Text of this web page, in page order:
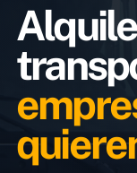
Noticias
Contacto